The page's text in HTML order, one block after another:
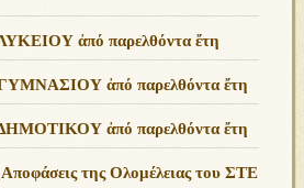
ΛΥΚΕΙΟΥ ἀπό παρελθόντα ἔτη
ΓΥΜΝΑΣΙΟΥ ἀπό παρελθόντα ἔτη
ΔΗΜΟΤΙΚΟΥ ἀπό παρελθόντα ἔτη
Αποφάσεις της Ολομέλειας του ΣΤΕ